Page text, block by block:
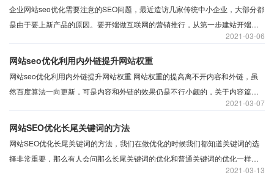
03-06
2021
企业网站seo优化需要注意的SEO问题，最近造访几家传统中小企业，大部分都
是由于要上新产品的原因。要开端做互联网的营销推行，从第一步建站开端，
可是交流下来之后，发现这些企业基本从第一步开始就出问题了。
03-07
2021
网站seo优化利用内外链提升网站权重
网站seo优化利用内外链提升网站权重 网站权重的提高离不开内容和外链，虽
然百度算法一向更新，可是内容和外链的效果仍是不行小觑的，关于内容篇之
03-13
2021
网站SEO优化长尾关键词的方法
网站SEO优化长尾关键词的方法，我们在做优化的时候我们都知道关键词的选
择非常重要，那么有人会问那么长尾关键词的优化和普通关键词的优化一样